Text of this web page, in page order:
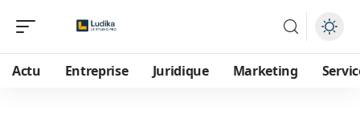
Actu Entreprise Juridique Marketing